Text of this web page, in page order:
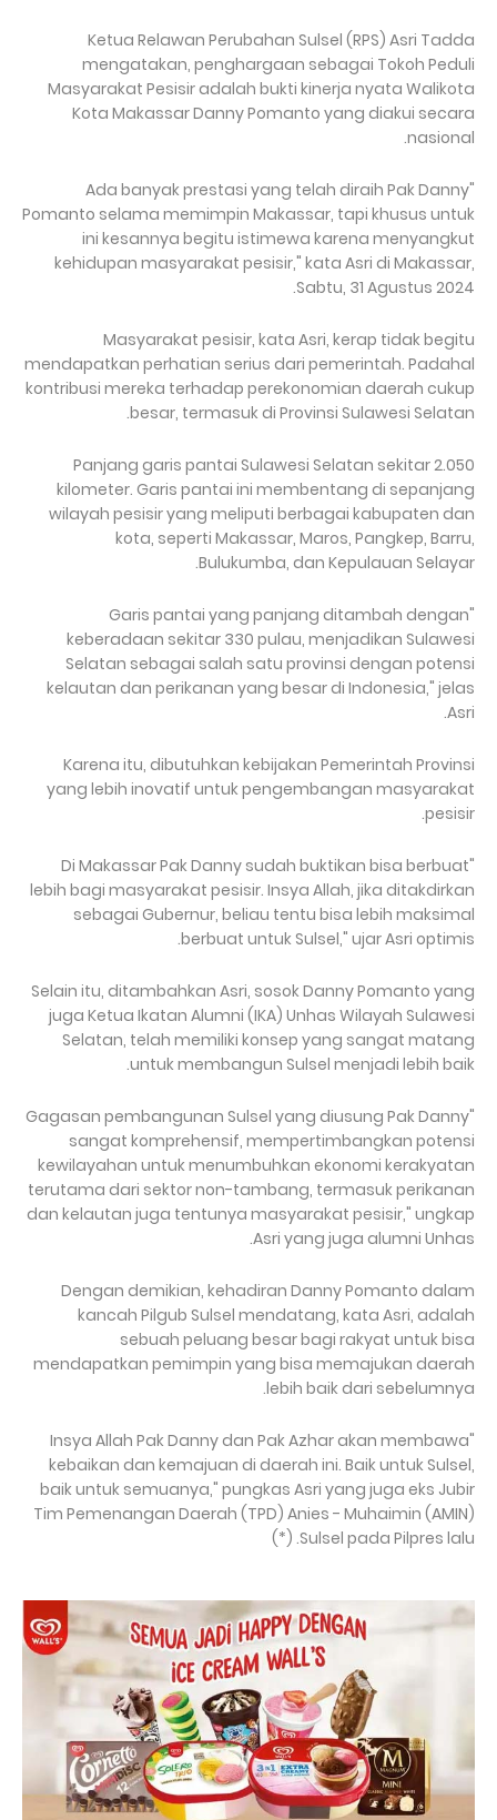
Ketua Relawan Perubahan Sulsel (RPS) Asri Tadda
mengatakan, penghargaan sebagai Tokoh Peduli
Masyarakat Pesisir adalah bukti kinerja nyata Walikota
Kota Makassar Danny Pomanto yang diakui secara
nasional.
"Ada banyak prestasi yang telah diraih Pak Danny
Pomanto selama memimpin Makassar, tapi khusus untuk
ini kesannya begitu istimewa karena menyangkut
kehidupan masyarakat pesisir," kata Asri di Makassar,
Sabtu, 31 Agustus 2024.
Masyarakat pesisir, kata Asri, kerap tidak begitu
mendapatkan perhatian serius dari pemerintah. Padahal
kontribusi mereka terhadap perekonomian daerah cukup
besar, termasuk di Provinsi Sulawesi Selatan.
Panjang garis pantai Sulawesi Selatan sekitar 2.050
kilometer. Garis pantai ini membentang di sepanjang
wilayah pesisir yang meliputi berbagai kabupaten dan
kota, seperti Makassar, Maros, Pangkep, Barru,
Bulukumba, dan Kepulauan Selayar.
"Garis pantai yang panjang ditambah dengan
keberadaan sekitar 330 pulau, menjadikan Sulawesi
Selatan sebagai salah satu provinsi dengan potensi
kelautan dan perikanan yang besar di Indonesia," jelas
Asri.
Karena itu, dibutuhkan kebijakan Pemerintah Provinsi
yang lebih inovatif untuk pengembangan masyarakat
pesisir.
"Di Makassar Pak Danny sudah buktikan bisa berbuat
lebih bagi masyarakat pesisir. Insya Allah, jika ditakdirkan
sebagai Gubernur, beliau tentu bisa lebih maksimal
berbuat untuk Sulsel," ujar Asri optimis.
Selain itu, ditambahkan Asri, sosok Danny Pomanto yang
juga Ketua Ikatan Alumni (IKA) Unhas Wilayah Sulawesi
Selatan, telah memiliki konsep yang sangat matang
untuk membangun Sulsel menjadi lebih baik.
"Gagasan pembangunan Sulsel yang diusung Pak Danny
sangat komprehensif, mempertimbangkan potensi
kewilayahan untuk menumbuhkan ekonomi kerakyatan
terutama dari sektor non-tambang, termasuk perikanan
dan kelautan juga tentunya masyarakat pesisir," ungkap
Asri yang juga alumni Unhas.
Dengan demikian, kehadiran Danny Pomanto dalam
kancah Pilgub Sulsel mendatang, kata Asri, adalah
sebuah peluang besar bagi rakyat untuk bisa
mendapatkan pemimpin yang bisa memajukan daerah
lebih baik dari sebelumnya.
"Insya Allah Pak Danny dan Pak Azhar akan membawa
kebaikan dan kemajuan di daerah ini. Baik untuk Sulsel,
baik untuk semuanya," pungkas Asri yang juga eks Jubir
Tim Pemenangan Daerah (TPD) Anies - Muhaimin (AMIN)
Sulsel pada Pilpres lalu. (*)